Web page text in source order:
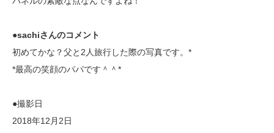
●sachiさんのコメント
初めてかな？父と2人旅行した際の写真です。*
*最高の笑顔のパパです＾＾*
●撮影日
2018年12月2日